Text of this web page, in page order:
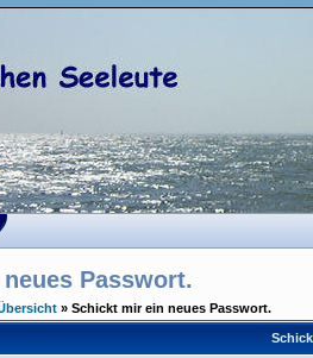
Passwort.
» Schickt mir ein neues Passwort.